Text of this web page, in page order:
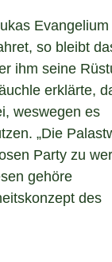
Evangelium
so bleibt
ihm seine
erklärte,
weswegen es
„Die
Party zu
gehöre
des